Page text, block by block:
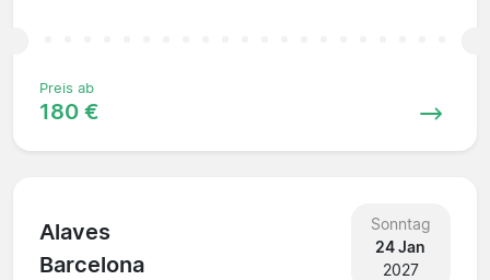
Preis ab
180 €
Alaves
Barcelona
Sonntag
24 Jan
2027